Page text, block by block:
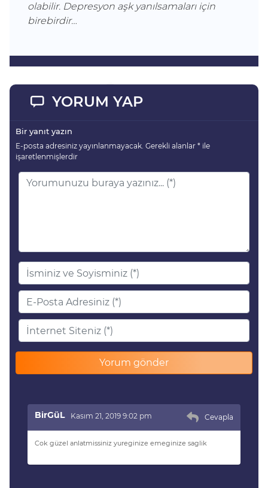
olabilir. Depresyon aşk yanılsamaları için
birebirdir…
YORUM YAP
Bir yanıt yazın
E-posta adresiniz yayınlanmayacak. Gerekli alanlar * ile
işaretlenmişlerdir
BirGüL Kasım 21, 2019 9:02 pm Cevapla
Cok güzel anlatmissiniz yureginize emeginize saglik